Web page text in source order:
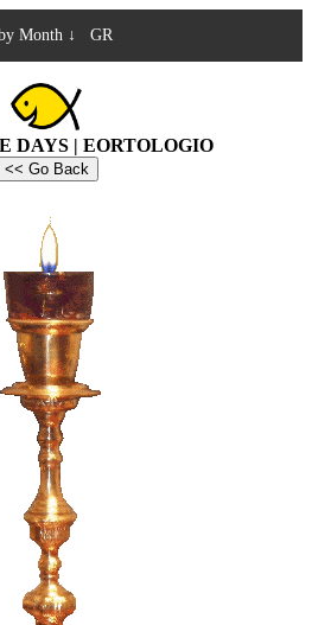
Month ↓ GR
DAYS | EORTOLOGIO
<< Go Back